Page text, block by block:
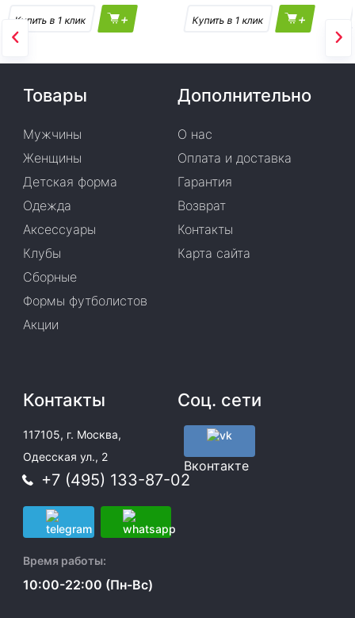
+ +
Товары
Мужчины
Женщины
Детская форма
Одежда
Аксессуары
Клубы
Сборные
Формы футболистов
Акции
Дополнительно
О нас
Оплата и доставка
Гарантия
Возврат
Контакты
Карта сайта
Контакты
117105, г. Москва,
Одесская ул., 2
+7 (495) 133-87-02
Время работы:
10:00-22:00 (Пн-Вс)
Соц. сети
Вконтакте